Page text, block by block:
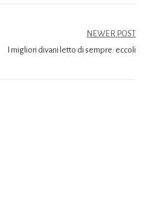
NEWER POST
I migliori divani letto di sempre: eccoli